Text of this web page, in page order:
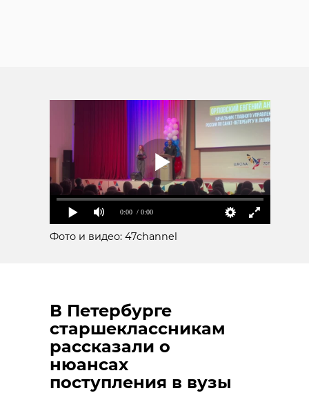
0:00 / 0:00
Фото и видео: 47channel
В Петербурге
старшеклассникам
рассказали о
нюансах
поступления в вузы